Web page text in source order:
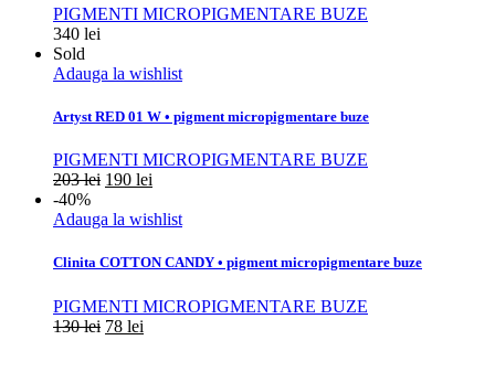
PIGMENTI MICROPIGMENTARE BUZE
340 lei
Sold
Adauga la wishlist
Artyst RED 01 W • pigment micropigmentare buze
PIGMENTI MICROPIGMENTARE BUZE
203lei 190 lei
-40%
Adauga la wishlist
Clinita COTTON CANDY • pigment micropigmentare buze
PIGMENTI MICROPIGMENTARE BUZE
130lei 78 lei